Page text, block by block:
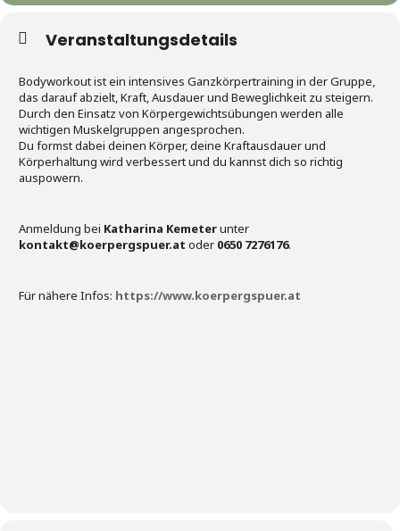
Veranstaltungsdetails
Bodyworkout ist ein intensives Ganzkörpertraining in der Gruppe,
das darauf abzielt, Kraft, Ausdauer und Beweglichkeit zu steigern.
Durch den Einsatz von Körpergewichtsübungen werden alle
wichtigen Muskelgruppen angesprochen.
Du formst dabei deinen Körper, deine Kraftausdauer und
Körperhaltung wird verbessert und du kannst dich so richtig
auspowern.
Anmeldung bei Katharina Kemeterunter
kontakt@koerpergspuer.at oder 0650 7276176.
Für nähere Infos: https://www.koerpergspuer.at